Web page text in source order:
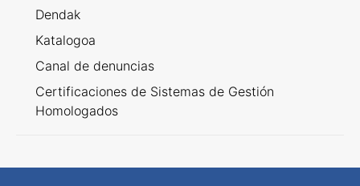
Dendak
Katalogoa
Canal de denuncias
Certificaciones de Sistemas de Gestión
Homologados